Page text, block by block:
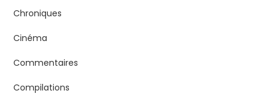
Chroniques
Cinéma
Commentaires
Compilations